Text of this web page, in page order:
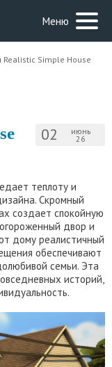
Меню
Simple House
02 июнь
26
теплоту и
Скромный
создает спокойную
двор и
дому реалистичный
обеспечивают
семьи. Эта
историй,